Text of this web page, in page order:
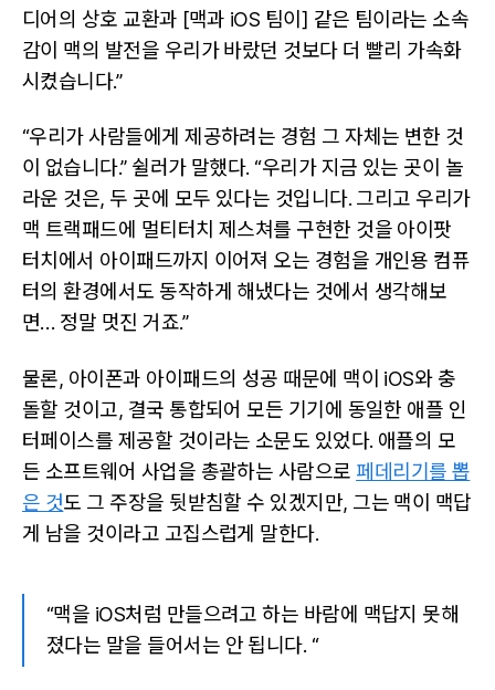
디어의 상호 교환과 [맥과 iOS 팀이] 같은 팀이라는 소속
감이 맥의 발전을 우리가 바랐던 것보다 더 빨리 가속화
시켰습니다.”
“우리가 사람들에게 제공하려는 경험 그 자체는 변한 것
이 없습니다.” 쉴러가 말했다. “우리가 지금 있는 곳이 놀
라운 것은, 두 곳에 모두 있다는 것입니다. 그리고 우리가
맥 트랙패드에 멀티터치 제스쳐를 구현한 것을 아이팟
터치에서 아이패드까지 이어져 오는 경험을 개인용 컴퓨
터의 환경에서도 동작하게 해냈다는 것에서 생각해보
면… 정말 멋진 거죠.”
물론, 아이폰과 아이패드의 성공 때문에 맥이 iOS와 충
돌할 것이고, 결국 통합되어 모든 기기에 동일한 애플 인
터페이스를 제공할 것이라는 소문도 있었다. 애플의 모
든 소프트웨어 사업을 총괄하는 사람으로 페데리기를 뽑
은 것도 그 주장을 뒷받침할 수 있겠지만, 그는 맥이 맥답
게 남을 것이라고 고집스럽게 말한다.
“맥을 iOS처럼 만들으려고 하는 바람에 맥답지 못해
졌다는 말을 들어서는 안 됩니다. “